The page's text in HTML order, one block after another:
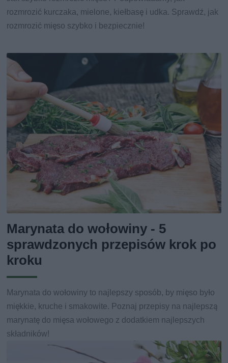
rozmrozić kurczaka, mielone, kiełbasę i udka. Sprawdź, jak
rozmrozić mięso szybko i bezpiecznie!
Marynata do wołowiny - 5
sprawdzonych przepisów krok po
kroku
Marynata do wołowiny to najlepszy sposób, by mięso było
miękkie, kruche i smakowite. Poznaj przepisy na najlepszą
marynatę do mięsa wołowego z dodatkiem najlepszych
składników!